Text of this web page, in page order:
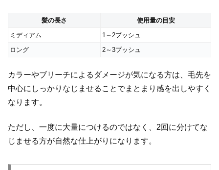
髪の長さ
使用量の目安
ミディアム
1～2プッシュ
ロング
2～3プッシュ
カラーやブリーチによるダメージが気になる方は、毛先を
中心にしっかりなじませることでまとまり感を出しやすく
なります。
ただし、一度に大量につけるのではなく、2回に分けてな
じませる方が自然な仕上がりになります。